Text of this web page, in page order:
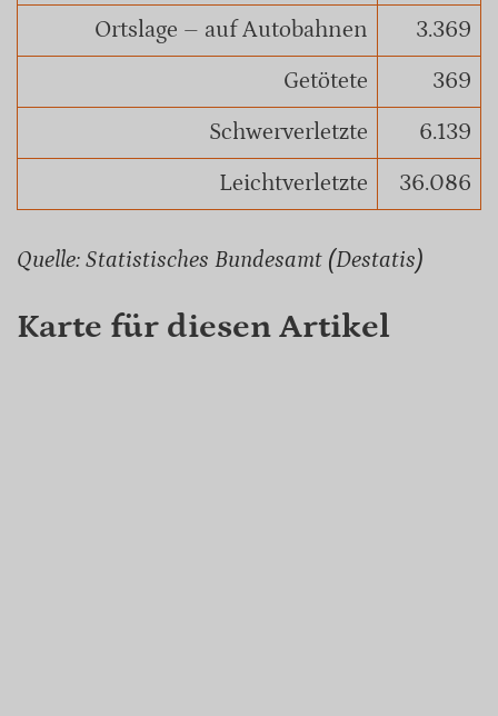
Ortslage – auf Autobahnen
3.369
Getötete
369
Schwerverletzte
6.139
Leichtverletzte
36.086
Quelle: Statistisches Bundesamt (Destatis)
Karte für diesen Artikel